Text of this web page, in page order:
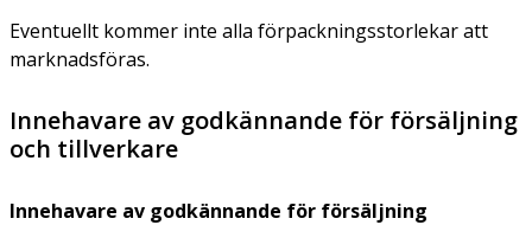
Eventuellt kommer inte alla förpackningsstorlekar att
marknadsföras.
Innehavare av godkännande för försäljning
och tillverkare
Innehavare av godkännande för försäljning